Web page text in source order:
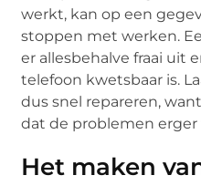
werkt, kan op een
stoppen met werken.
er allesbehalve fraai uit
telefoon kwetsbaar is.
dus snel repareren,
dat de problemen erger
Het maken